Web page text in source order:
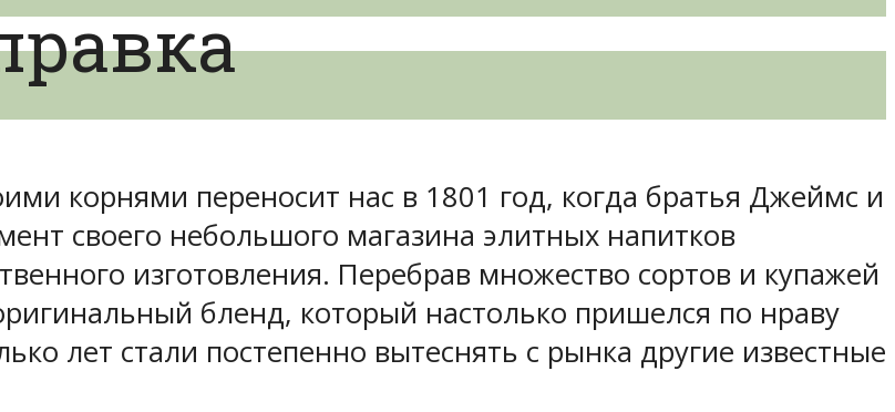
корнями переносит нас в 1801 год, когда братья Джеймс и
своего небольшого магазина элитных напитков
изготовления. Перебрав множество сортов и купажей
бленд, который настолько пришелся по нраву
лет стали постепенно вытеснять с рынка другие известные